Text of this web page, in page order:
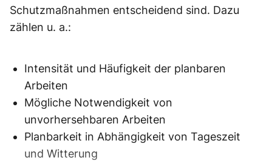
Schutzmaßnahmen entscheidend sind. Dazu
zählen u. a.:
Intensität und Häufigkeit der planbaren
Arbeiten
Mögliche Notwendigkeit von
unvorhersehbaren Arbeiten
Planbarkeit in Abhängigkeit von Tageszeit
und Witterung